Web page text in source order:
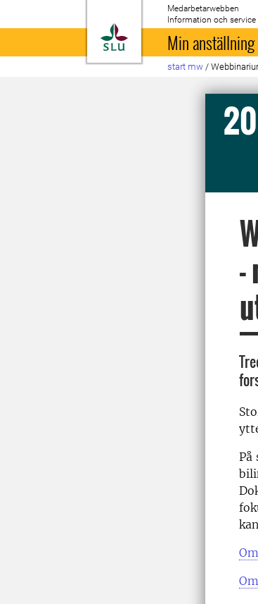
Till startsida
Medarbetarwebben
Information och
Min anställning
start mw /
20
-
På